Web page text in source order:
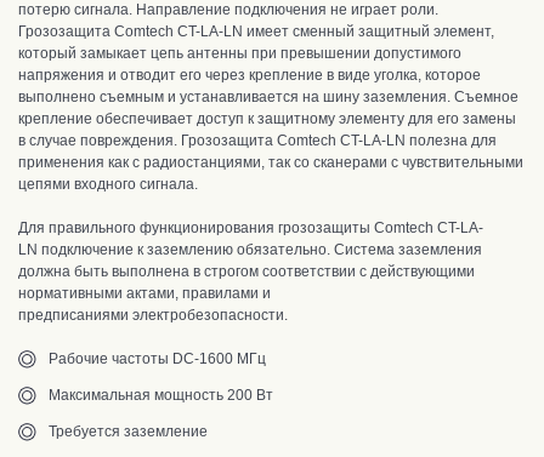
потерю сигнала. Направление подключения не играет роли.
Грозозащита Comtech CT-LA-LN имеет сменный защитный элемент,
который замыкает цепь антенны при превышении допустимого
напряжения и отводит его через крепление в виде уголка, которое
выполнено съемным и устанавливается на шину заземления. Съемное
крепление обеспечивает доступ к защитному элементу для его замены
в случае повреждения. Грозозащита Comtech CT-LA-LN полезна для
применения как с радиостанциями, так со сканерами с чувствительными
цепями входного сигнала.
Для правильного функционирования грозозащиты Comtech CT-LA-
LN подключение к заземлению обязательно. Система заземления
должна быть выполнена в строгом соответствии с действующими
нормативными актами, правилами и
предписаниями электробезопасности.
Рабочие частоты DC-1600 МГц
Максимальная мощность 200 Вт
Требуется заземление